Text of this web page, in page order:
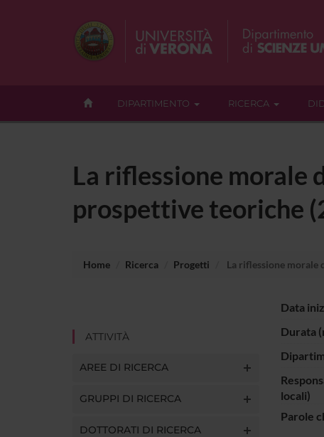
DIPARTIMENTO RICERCA
La riflessione
prospettive teoriche
Home Ricerca Progetti La riflessione
ATTIVITÀ
AREE DI RICERCA
GRUPPI DI RICERCA
DOTTORATI DI RICERCA
Data
Durata
locali)
Parole